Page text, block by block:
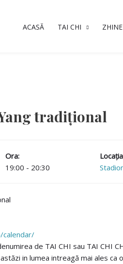
ACASĂ TAI CHI
tradițional
Ora:
19:00 - 20:30
de TAI CHI sau TAI CHI
in lumea intreagă mai ales